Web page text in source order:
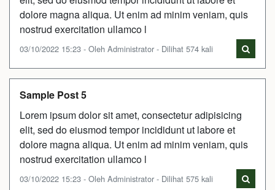
dolore magna aliqua. Ut enim ad minim veniam, quis
nostrud exercitation ullamco l
03/10/2022 15:23 - Oleh Administrator - Dilihat 574 kali
Sample Post 5
Lorem ipsum dolor sit amet, consectetur adipisicing
elit, sed do eiusmod tempor incididunt ut labore et
dolore magna aliqua. Ut enim ad minim veniam, quis
nostrud exercitation ullamco l
03/10/2022 15:23 - Oleh Administrator - Dilihat 575 kali